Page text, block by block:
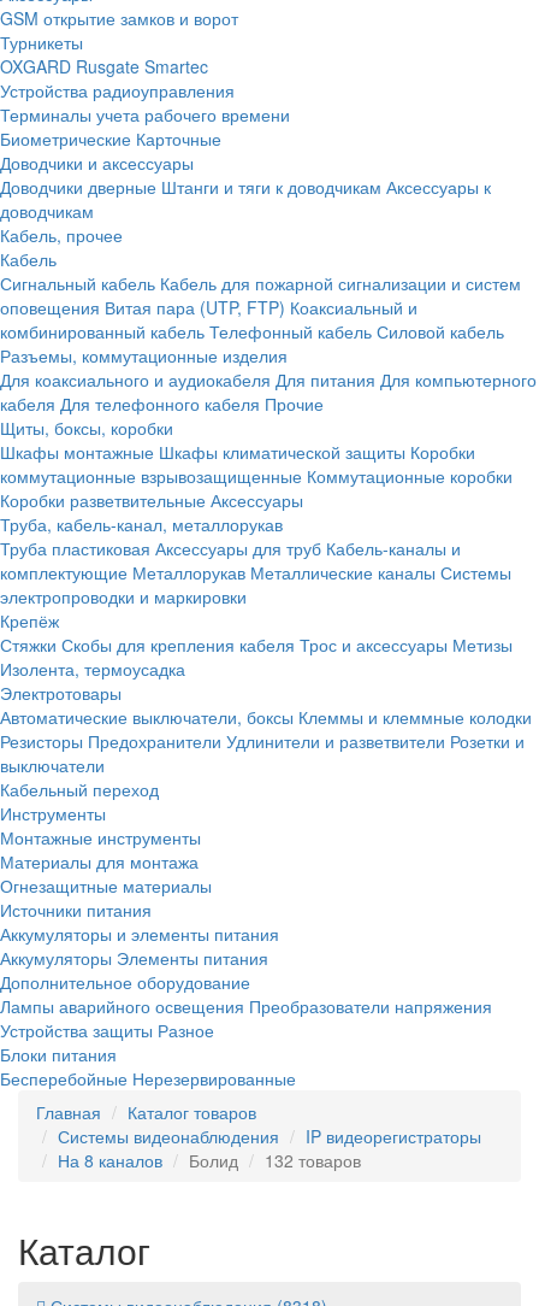
GSM открытие замков и ворот
Турникеты
OXGARD Rusgate Smartec
Устройства радиоуправления
Терминалы учета рабочего времени
Биометрические Карточные
Доводчики и аксессуары
Доводчики дверные Штанги и тяги к доводчикам Аксессуары к
доводчикам
Кабель, прочее
Кабель
Сигнальный кабель Кабель для пожарной сигнализации и систем
оповещения Витая пара (UTP, FTP) Коаксиальный и
комбинированный кабель Телефонный кабель Силовой кабель
Разъемы, коммутационные изделия
Для коаксиального и аудиокабеля Для питания Для компьютерного
кабеля Для телефонного кабеля Прочие
Щиты, боксы, коробки
Шкафы монтажные Шкафы климатической защиты Коробки
коммутационные взрывозащищенные Коммутационные коробки
Коробки разветвительные Аксессуары
Труба, кабель-канал, металлорукав
Труба пластиковая Аксессуары для труб Кабель-каналы и
комплектующие Металлорукав Металлические каналы Системы
электропроводки и маркировки
Крепёж
Стяжки Скобы для крепления кабеля Трос и аксессуары Метизы
Изолента, термоусадка
Электротовары
Автоматические выключатели, боксы Клеммы и клеммные колодки
Резисторы Предохранители Удлинители и разветвители Розетки и
выключатели
Кабельный переход
Инструменты
Монтажные инструменты
Материалы для монтажа
Огнезащитные материалы
Источники питания
Аккумуляторы и элементы питания
Аккумуляторы Элементы питания
Дополнительное оборудование
Лампы аварийного освещения Преобразователи напряжения
Устройства защиты Разное
Блоки питания
Бесперебойные Нерезервированные
Главная
Каталог товаров
Системы видеонаблюдения
IP видеорегистраторы
На 8 каналов
Болид 132 товаров
Каталог